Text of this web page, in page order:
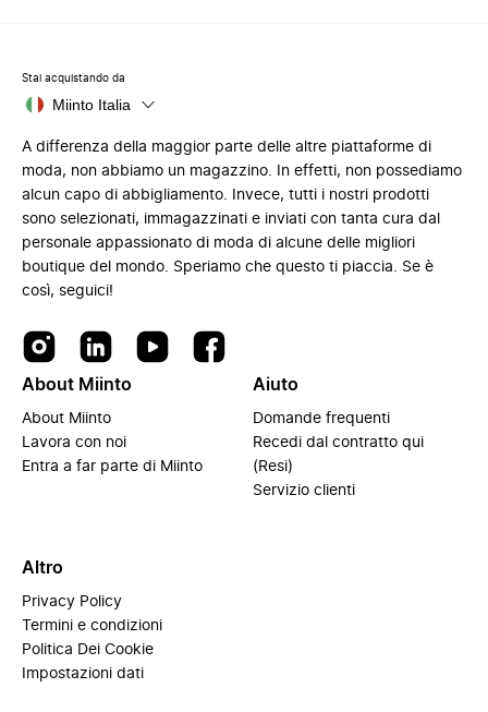
Stai acquistando da
Miinto Italia
A differenza della maggior parte delle altre piattaforme di
moda, non abbiamo un magazzino. In effetti, non possediamo
alcun capo di abbigliamento. Invece, tutti i nostri prodotti
sono selezionati, immagazzinati e inviati con tanta cura dal
personale appassionato di moda di alcune delle migliori
boutique del mondo. Speriamo che questo ti piaccia. Se è
così, seguici!
About Miinto
About Miinto
Lavora con noi
Entra a far parte di Miinto
Aiuto
Domande frequenti
Recedi dal contratto qui
(Resi)
Servizio clienti
Altro
Privacy Policy
Termini e condizioni
Politica Dei Cookie
Impostazioni dati